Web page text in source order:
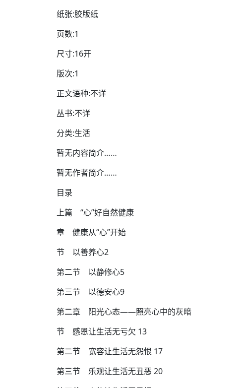
纸张:胶版纸
页数:1
尺寸:16开
版次:1
正文语种:不详
丛书:不详
分类:生活
暂无内容简介……
暂无作者简介……
目录
上篇 “心”好自然健康
章 健康从“心”开始
节 以善养心2
第二节 以静修心5
第三节 以德安心9
第二章 阳光心态——照亮心中的灰暗
节 感恩让生活无亏欠 13
第二节 宽容让生活无怨恨 17
第三节 乐观让生活无丑恶 20